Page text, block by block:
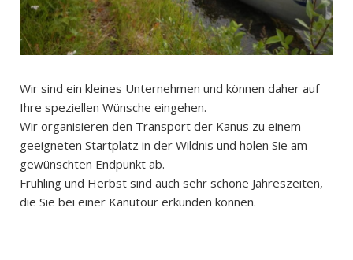
Wir sind ein kleines Unternehmen und können daher auf
Ihre speziellen Wünsche eingehen.
Wir organisieren den Transport der Kanus zu einem
geeigneten Startplatz in der Wildnis und holen Sie am
gewünschten Endpunkt ab.
Frühling und Herbst sind auch sehr schöne Jahreszeiten,
die Sie bei einer Kanutour erkunden können.